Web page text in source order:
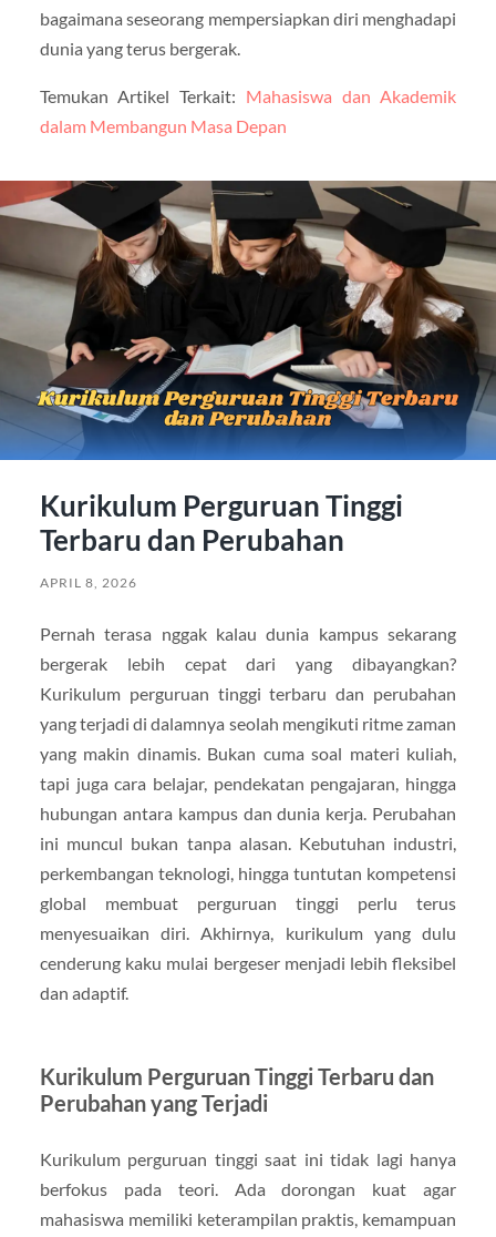
bagaimana seseorang mempersiapkan diri menghadapi
dunia yang terus bergerak.
Temukan Artikel Terkait: Mahasiswa dan Akademik
dalam Membangun Masa Depan
Kurikulum Perguruan Tinggi
Terbaru dan Perubahan
APRIL 8, 2026
Pernah terasa nggak kalau dunia kampus sekarang
bergerak lebih cepat dari yang dibayangkan?
Kurikulum perguruan tinggi terbaru dan perubahan
yang terjadi di dalamnya seolah mengikuti ritme zaman
yang makin dinamis. Bukan cuma soal materi kuliah,
tapi juga cara belajar, pendekatan pengajaran, hingga
hubungan antara kampus dan dunia kerja. Perubahan
ini muncul bukan tanpa alasan. Kebutuhan industri,
perkembangan teknologi, hingga tuntutan kompetensi
global membuat perguruan tinggi perlu terus
menyesuaikan diri. Akhirnya, kurikulum yang dulu
cenderung kaku mulai bergeser menjadi lebih fleksibel
dan adaptif.
Kurikulum Perguruan Tinggi Terbaru dan
Perubahan yang Terjadi
Kurikulum perguruan tinggi saat ini tidak lagi hanya
berfokus pada teori. Ada dorongan kuat agar
mahasiswa memiliki keterampilan praktis, kemampuan